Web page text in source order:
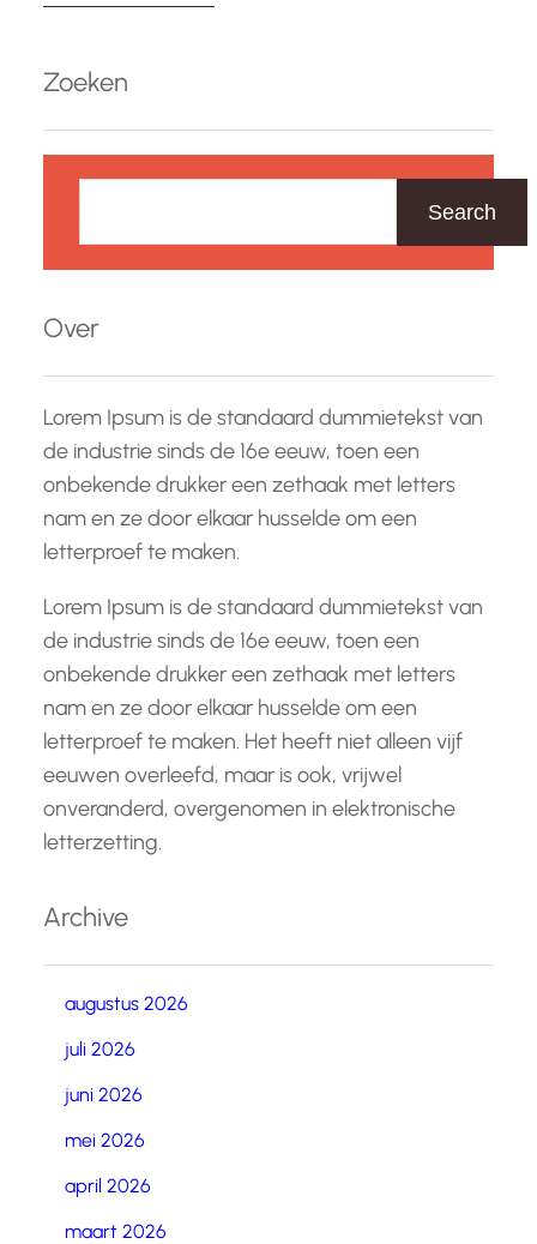
moderne samenleving. Kunst en Architectuur
Een van de meest opvallende…
Zoeken
k
n
Search
Over
Lorem Ipsum is de standaard dummietekst van
de industrie sinds de 16e eeuw, toen een
onbekende drukker een zethaak met letters
nam en ze door elkaar husselde om een
letterproef te maken.
Lorem Ipsum is de standaard dummietekst van
de industrie sinds de 16e eeuw, toen een
onbekende drukker een zethaak met letters
nam en ze door elkaar husselde om een
letterproef te maken. Het heeft niet alleen vijf
eeuwen overleefd, maar is ook, vrijwel
onveranderd, overgenomen in elektronische
letterzetting.
Archive
augustus 2026
juli 2026
juni 2026
mei 2026
april 2026
maart 2026